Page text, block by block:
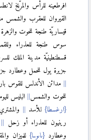
افرطعينه للرأس والمرّيخ
القيروان للعقرب والشمس
قيساريّة طنجة للحوت والزهرة
سوس طنجة للعذراء
قسطنطينيّة مدينة الملك
جزيرة يول للحمل وعطارد
مدائن الأندلس للقوس
للحوت والشمس
البليس
{ارغسطا} للأسد
رينيون للعذراء أو زحل
وعطارد{ىاىوىىا} للميزان